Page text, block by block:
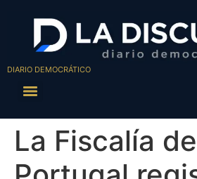
DIARIO DEMOCRÁTICO
La Fiscalía de